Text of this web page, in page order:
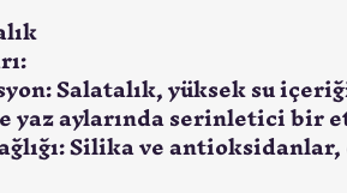
Salatalık, yüksek su
yaz aylarında serinletici bir
Silika ve